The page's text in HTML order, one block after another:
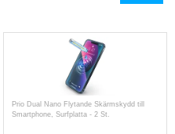
Prio Dual Nano Flytande Skärmskydd till
Smartphone, Surfplatta - 2 St.